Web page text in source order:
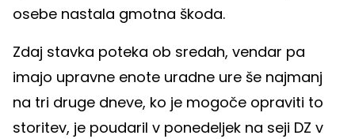
osebe nastala gmotna škoda.
Zdaj stavka poteka ob sredah, vendar pa
imajo upravne enote uradne ure še najmanj
na tri druge dneve, ko je mogoče opraviti to
storitev, je poudaril v ponedeljek na seji DZ v